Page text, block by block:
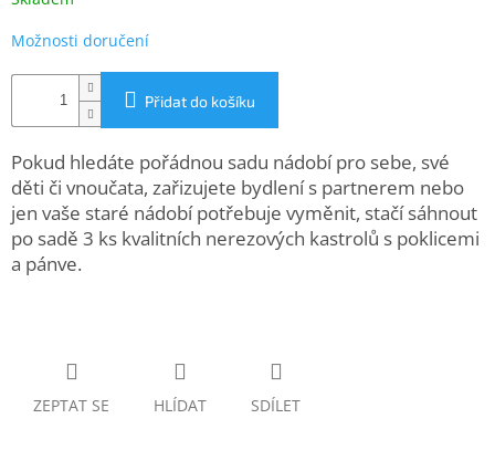
www.inpraise.cz
a
a
sport
spotřebiče
Možnosti doručení
Přidat do košíku
Pokud hledáte pořádnou sadu nádobí pro sebe, své
děti či vnoučata, zařizujete bydlení s partnerem nebo
jen vaše staré nádobí potřebuje vyměnit, stačí sáhnout
po sadě 3 ks kvalitních nerezových kastrolů s poklicemi
a pánve.
ZEPTAT SE HLÍDAT SDÍLET